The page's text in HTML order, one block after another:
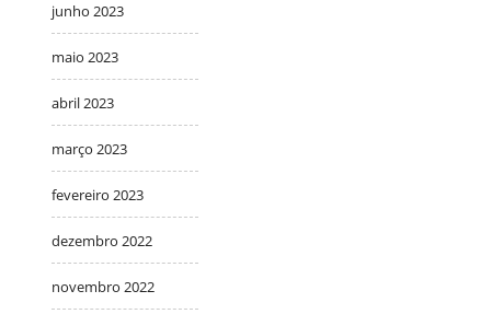
junho 2023
maio 2023
abril 2023
março 2023
fevereiro 2023
dezembro 2022
novembro 2022